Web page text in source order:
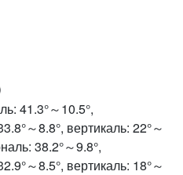
41.3°～10.5°,
～8.8°, вертикаль: 22°～
38.2°～9.8°,
～8.5°, вертикаль: 18°～